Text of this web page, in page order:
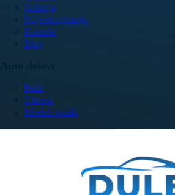
Galerija
Najčešća pitanja
Kontakt
Blog
Pežo
Citroen
Modeli vozila